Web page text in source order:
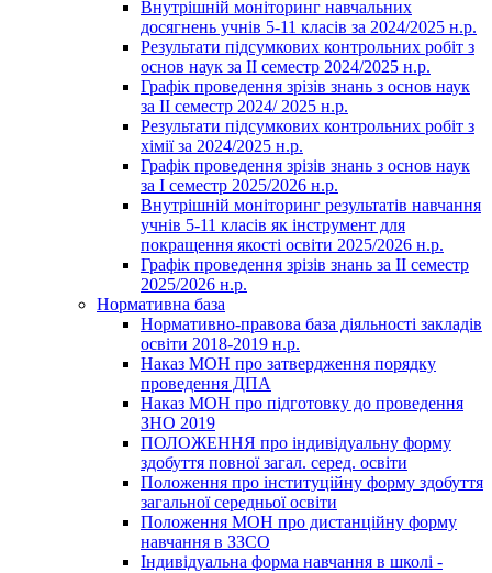
Внутрішній моніторинг навчальних
досягнень учнів 5-11 класів за 2024/2025 н.р.
Результати підсумкових контрольних робіт з
основ наук за ІІ семестр 2024/2025 н.р.
Графік проведення зрізів знань з основ наук
за ІІ семестр 2024/ 2025 н.р.
Результати підсумкових контрольних робіт з
хімії за 2024/2025 н.р.
Графік проведення зрізів знань з основ наук
за І семестр 2025/2026 н.р.
Внутрішній моніторинг результатів навчання
учнів 5-11 класів як інструмент для
покращення якості освіти 2025/2026 н.р.
Графік проведення зрізів знань за ІІ семестр
2025/2026 н.р.
Нормативна база
Нормативно-правова база діяльності закладів
освіти 2018-2019 н.р.
Наказ МОН про затвердження порядку
проведення ДПА
Наказ МОН про підготовку до проведення
ЗНО 2019
ПОЛОЖЕННЯ про індивідуальну форму
здобуття повної загал. серед. освіти
Положення про інституційну форму здобуття
загальної середньої освіти
Положення МОН про дистанційну форму
навчання в ЗЗСО
Індивідуальна форма навчання в школі -